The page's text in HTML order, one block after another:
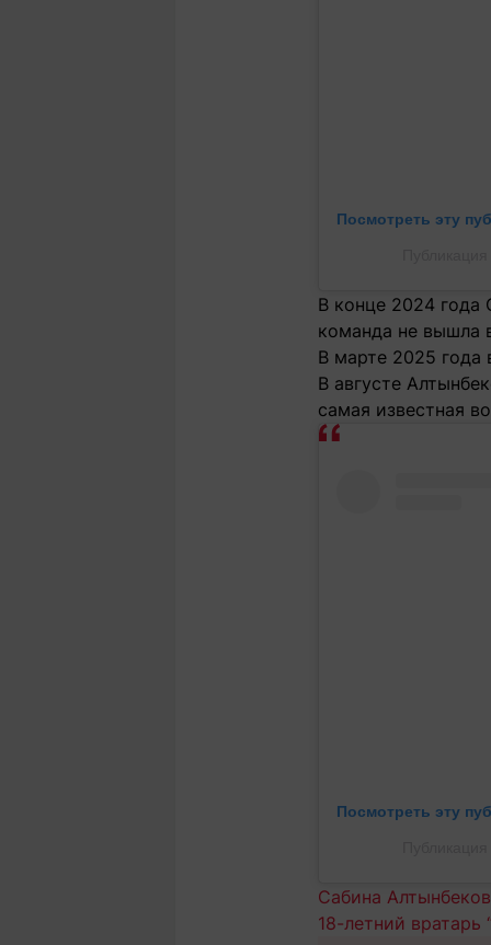
Посмотреть эту
В конце 2024 года
команда не вышла
В марте 2025 года
В августе
самая известная
Посмотреть эту
Сабина
18-летний вратарь